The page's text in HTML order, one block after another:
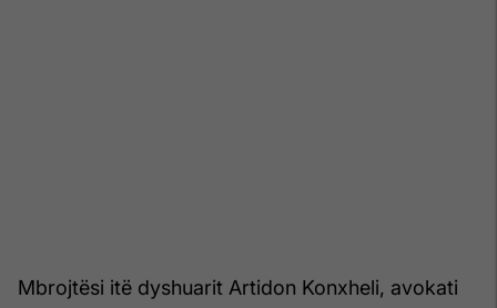
Mbrojtësi itë dyshuarit Artidon Konxheli, avokati